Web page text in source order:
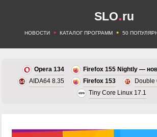
SLO.ru
НОВОСТИ • КАТАЛОГ ПРОГРАММ • 50
Opera 134
Firefox 155 Nightly —
AIDA64 8.35
Firefox 153
Double
Tiny Core Linux 17.1